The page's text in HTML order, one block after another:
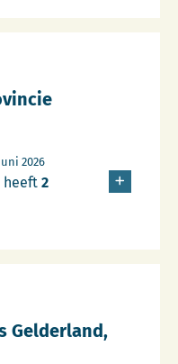
2026
heeft 2
Gelderland,